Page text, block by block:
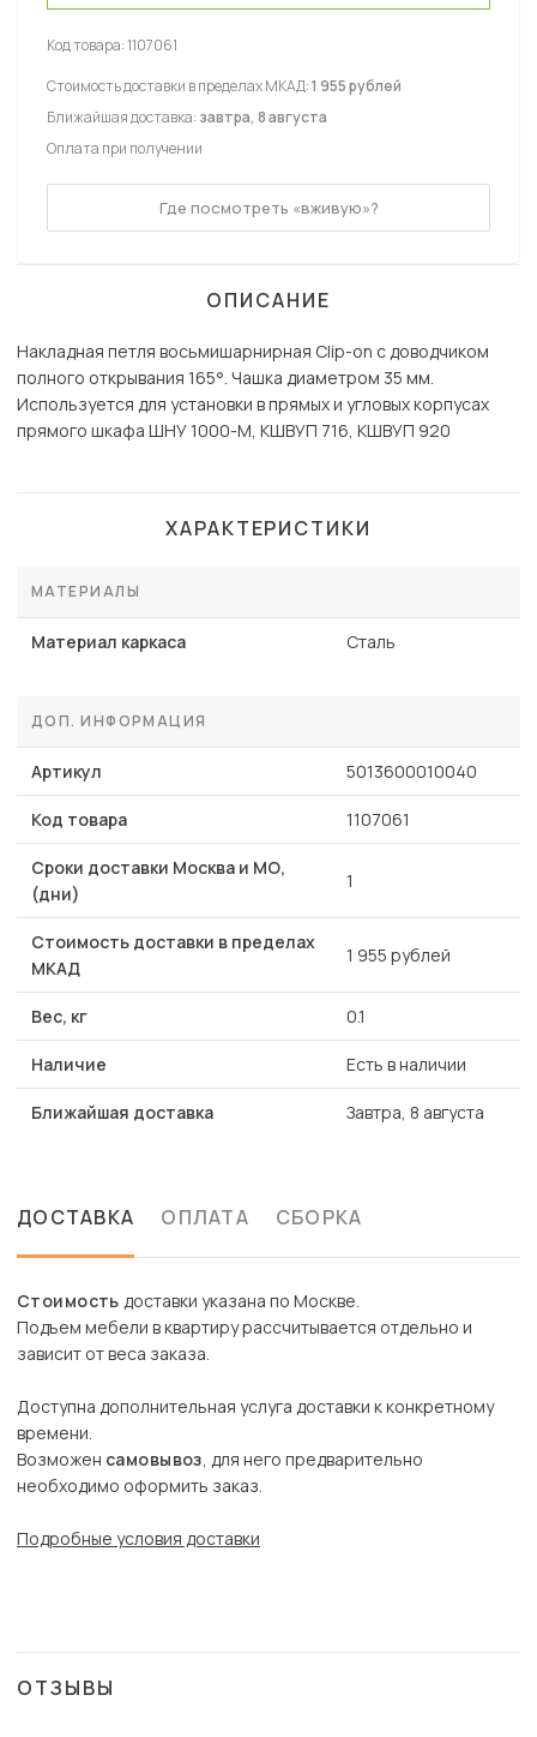
Код товара:1107061
Стоимость доставки в пределах МКАД:1 955 рублей
Ближайшая доставка: завтра, 8 августа
Оплата при получении
Где посмотреть «вживую»?
ОПИСАНИЕ
Накладная петля восьмишарнирная Clip-on с доводчиком
полного открывания 165°. Чашка диаметром 35 мм.
Используется для установки в прямых и угловых корпусах
прямого шкафа ШНУ 1000-М, КШВУП 716, КШВУП 920
ХАРАКТЕРИСТИКИ
МАТЕРИАЛЫ
Материал каркаса Сталь
ДОП. ИНФОРМАЦИЯ
Артикул 5013600010040
Код товара 1107061
Сроки доставки Москва и МО,
(дни)
1
Стоимость доставки в пределах
МКАД
1 955 рублей
Вес, кг 0.1
Наличие Есть в наличии
Ближайшая доставка Завтра, 8 августа
ДОСТАВКА ОПЛАТА СБОРКА
Стоимость доставки указана по Москве.
Подъем мебели в квартиру рассчитывается отдельно и
зависит от веса заказа.
Доступна дополнительная услуга доставки к конкретному
времени.
Возможен самовывоз, для него предварительно
необходимо оформить заказ.
Подробные условия доставки
ОТЗЫВЫ